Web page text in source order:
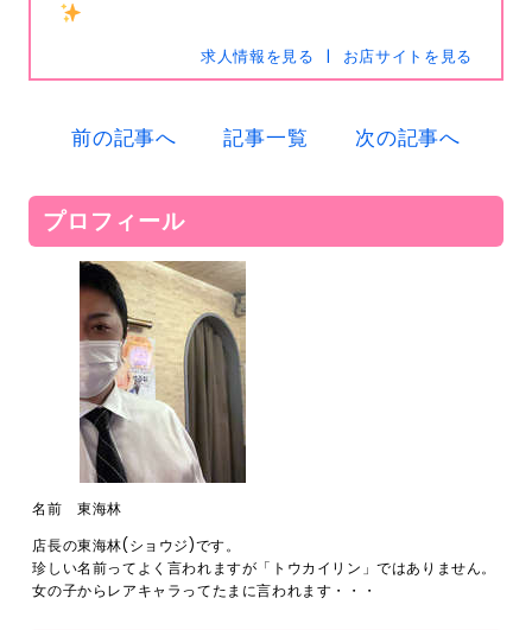
電話
0120-367-294
プロフィール
名前 東海林
店長の東海林(ショウジ)です。
珍しい名前ってよく言われますが「トウカイリン」ではありません。
女の子からレアキャラってたまに言われます・・・
求人情報を見る お店サイトを見る
前の記事へ 記事一覧 次の記事へ